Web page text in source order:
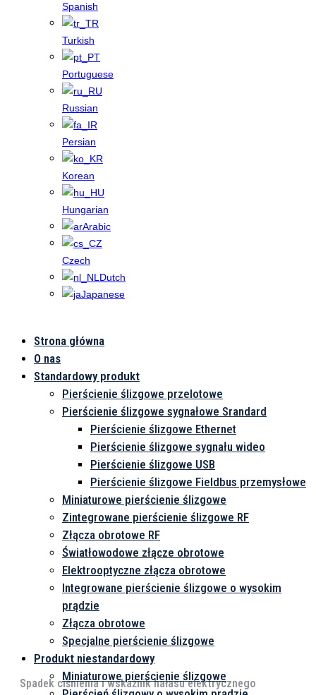
Spanish
Turkish
Portuguese
Russian
Persian
Korean
Hungarian
Arabic
Czech
Dutch
Japanese
Strona główna
O nas
Standardowy produkt
Pierścienie ślizgowe przelotowe
Pierścienie ślizgowe sygnałowe Srandard
Pierścienie ślizgowe Ethernet
Pierścienie ślizgowe sygnału wideo
Pierścienie ślizgowe USB
Pierścienie ślizgowe Fieldbus przemysłowe
Miniaturowe pierścienie ślizgowe
Zintegrowane pierścienie ślizgowe RF
Złącza obrotowe RF
Światłowodowe złącze obrotowe
Elektrooptyczne złącza obrotowe
Integrowane pierścienie ślizgowe o wysokim
prądzie
Złącza obrotowe
Specjalne pierścienie ślizgowe
Produkt niestandardowy
Miniaturowe pierścienie ślizgowe
Antena
radarowa
Spadek ciśnienia i wskaźnik hałasu elektrycznego